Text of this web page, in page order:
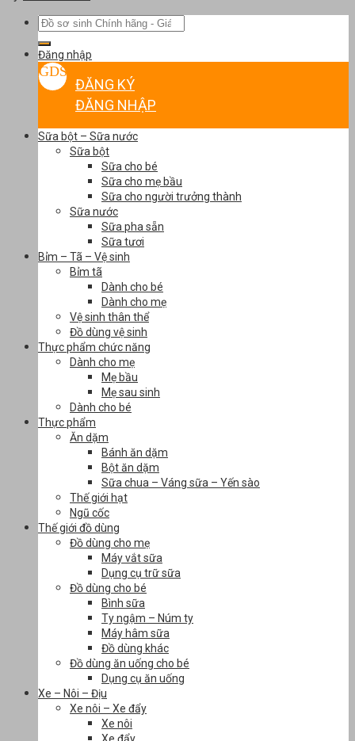
Tìm
Đăng nhập
ĐĂNG KÝ
ĐĂNG NHẬP
Sữa bột – Sữa nước
Sữa bột
Sữa cho bé
Sữa cho mẹ bầu
Sữa cho người trưởng thành
Sữa nước
Sữa pha sẵn
Sữa tươi
Bỉm – Tã – Vệ sinh
Bỉm tã
Dành cho bé
Dành cho mẹ
Vệ sinh thân thể
Đồ dùng vệ sinh
Thực phẩm chức năng
Dành cho mẹ
Mẹ bầu
Mẹ sau sinh
Dành cho bé
Thực phẩm
Ăn dặm
Bánh ăn dặm
Bột ăn dặm
Sữa chua – Váng sữa – Yến sào
Thế giới hạt
Ngũ cốc
Thế giới đồ dùng
Đồ dùng cho mẹ
Máy vắt sữa
Dụng cụ trữ sữa
Đồ dùng cho bé
Bình sữa
Ty ngậm – Núm ty
Máy hâm sữa
Đồ dùng khác
Đồ dùng ăn uống cho bé
Dụng cụ ăn uống
Xe – Nôi – Địu
Xe nôi – Xe đẩy
Xe nôi